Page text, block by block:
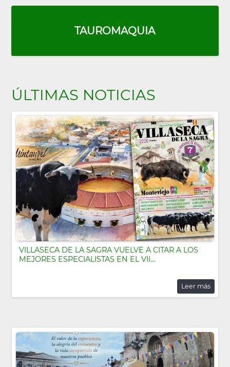
TAUROMAQUIA
ÚLTIMAS NOTICIAS
VILLASECA DE LA SAGRA VUELVE A CITAR A LOS
MEJORES ESPECIALISTAS EN EL VII…
Leer más